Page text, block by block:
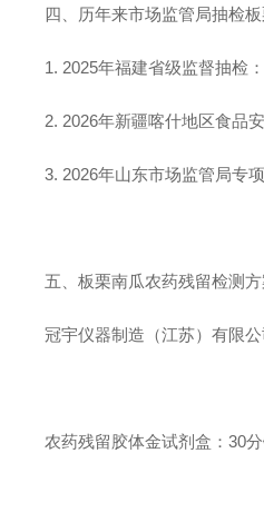
四、历年来市场监管局抽检
1. 2025年福建省级监督抽检
2. 2026年新疆喀什地区食品
3. 2026年山东市场监管局专
五、板栗南瓜农药残留检测方
冠宇仪器制造（江苏）有限
农药残留胶体金试剂盒：30